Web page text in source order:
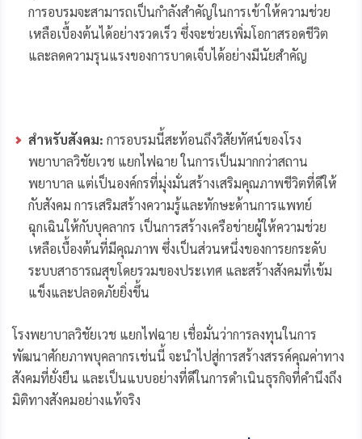
การอบรมจะสามารถเป็นกำลังสำคัญในการเข้าให้ความช่วย
เหลือเบื้องต้นได้อย่างรวดเร็ว ซึ่งจะช่วยเพิ่มโอกาสรอดชีวิต
และลดความรุนแรงของการบาดเจ็บได้อย่างมีนัยสำคัญ
สำหรับสังคม: การอบรมนี้สะท้อนถึงวิสัยทัศน์ของโรง
พยาบาลวิชัยเวช แยกไฟฉาย ในการเป็นมากกว่าสถาน
พยาบาล แต่เป็นองค์กรที่มุ่งมั่นสร้างเสริมคุณภาพชีวิตที่ดีให้
กับสังคม การเสริมสร้างความรู้และทักษะด้านการแพทย์
ฉุกเฉินให้กับบุคลากร เป็นการสร้างเครือข่ายผู้ให้ความช่วย
เหลือเบื้องต้นที่มีคุณภาพ ซึ่งเป็นส่วนหนึ่งของการยกระดับ
ระบบสาธารณสุขโดยรวมของประเทศ และสร้างสังคมที่เข้ม
แข็งและปลอดภัยยิ่งขึ้น
โรงพยาบาลวิชัยเวช แยกไฟฉาย เชื่อมั่นว่าการลงทุนในการ
พัฒนาศักยภาพบุคลากรเช่นนี้ จะนำไปสู่การสร้างสรรค์คุณค่าทาง
สังคมที่ยั่งยืน และเป็นแบบอย่างที่ดีในการดำเนินธุรกิจที่คำนึงถึง
มิติทางสังคมอย่างแท้จริง